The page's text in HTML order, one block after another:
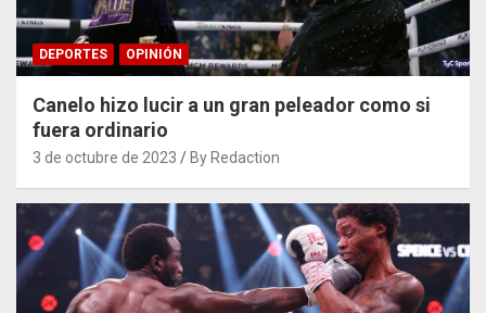
DEPORTES OPINIÓN
Canelo hizo lucir a un gran peleador como si
fuera ordinario
3 de octubre de 2023 By Redaction